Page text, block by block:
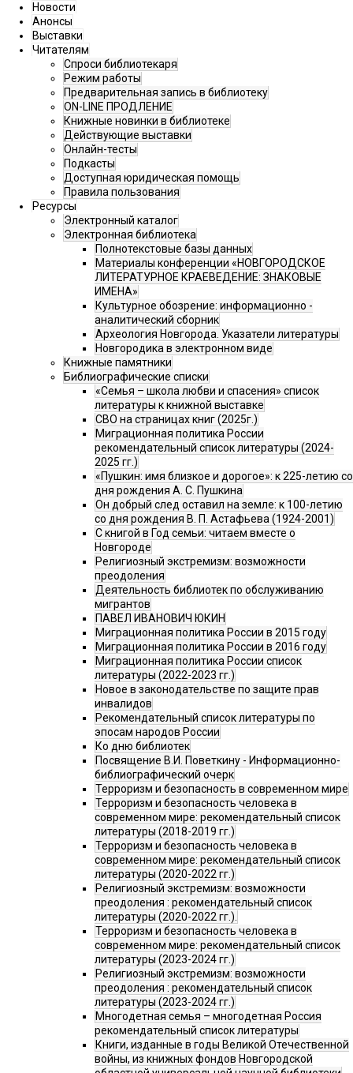
Цикл видеолекций «Феномен новгородской
реставрации»
Новости
Анонсы
Выставки
Читателям
Спроси библиотекаря
Режим работы
Предварительная запись в библиотеку
ON-LINE ПРОДЛЕНИЕ
Книжные новинки в библиотеке
Действующие выставки
Онлайн-тесты
Подкасты
Доступная юридическая помощь
Правила пользования
Ресурсы
Электронный каталог
Электронная библиотека
Полнотекстовые базы данных
Материалы конференции «НОВГОРОДСКОЕ
ЛИТЕРАТУРНОЕ КРАЕВЕДЕНИЕ: ЗНАКОВЫЕ
ИМЕНА»
Культурное обозрение: информационно -
аналитический сборник
Археология Новгорода. Указатели литературы
Новгородика в электронном виде
Книжные памятники
Библиографические списки
«Семья – школа любви и спасения» список
литературы к книжной выставке
СВО на страницах книг (2025г.)
Миграционная политика России
рекомендательный список литературы (2024-
2025 гг.)
«Пушкин: имя близкое и дорогое»: к 225-летию со
дня рождения А. С. Пушкина
Он добрый след оставил на земле: к 100-летию
со дня рождения В. П. Астафьева (1924-2001)
С книгой в Год семьи: читаем вместе о
Новгороде
Религиозный экстремизм: возможности
преодоления
Деятельность библиотек по обслуживанию
мигрантов
ПАВЕЛ ИВАНОВИЧ ЮКИН
Миграционная политика России в 2015 году
Миграционная политика России в 2016 году
Миграционная политика России список
литературы (2022-2023 гг.)
Новое в законодательстве по защите прав
инвалидов
Рекомендательный список литературы по
эпосам народов России
Ко дню библиотек
Посвящение В.И. Поветкину - Информационно-
библиографический очерк
Терроризм и безопасность в современном мире
Терроризм и безопасность человека в
современном мире: рекомендательный список
литературы (2018-2019 гг.)
Терроризм и безопасность человека в
современном мире: рекомендательный список
литературы (2020-2022 гг.)
Религиозный экстремизм: возможности
преодоления : рекомендательный список
литературы (2020-2022 гг.).
Терроризм и безопасность человека в
современном мире: рекомендательный список
литературы (2023-2024 гг.)
Религиозный экстремизм: возможности
преодоления : рекомендательный список
литературы (2023-2024 гг.)
Многодетная семья – многодетная Россия
рекомендательный список литературы
Книги, изданные в годы Великой Отечественной
войны, из книжных фондов Новгородской